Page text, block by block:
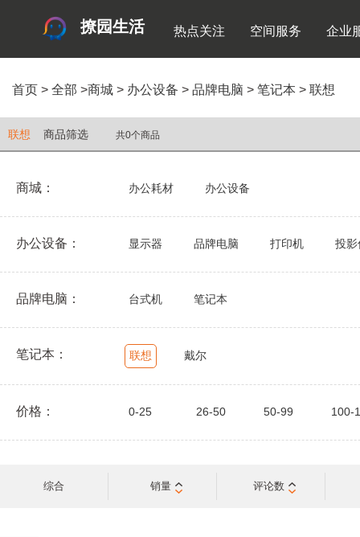
撩园生活 热点关注 空间服务 企业
首页 > 全部 >商城 > 办公设备 > 品牌电脑 > 笔记本 > 联想
联想 商品筛选 共0个商品
商城： 办公耗材 办公设备
办公设备： 显示器 品牌电脑 打印机 投影
品牌电脑： 台式机 笔记本
笔记本： 联想 戴尔
价格： 0-25 26-50 50-99 100-
综合 销量 评论数